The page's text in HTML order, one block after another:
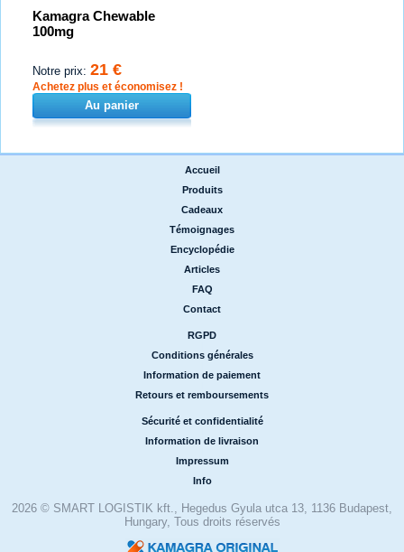
Kamagra Chewable
100mg
Notre prix: 21 €
Achetez plus et économisez !
Au panier
Accueil
Produits
Cadeaux
Témoignages
Encyclopédie
Articles
FAQ
Contact
RGPD
Conditions générales
Information de paiement
Retours et remboursements
Sécurité et confidentialité
Information de livraison
Impressum
Info
2026 © SMART LOGISTIK kft., Hegedus Gyula utca 13, 1136 Budapest,
Hungary, Tous droits réservés